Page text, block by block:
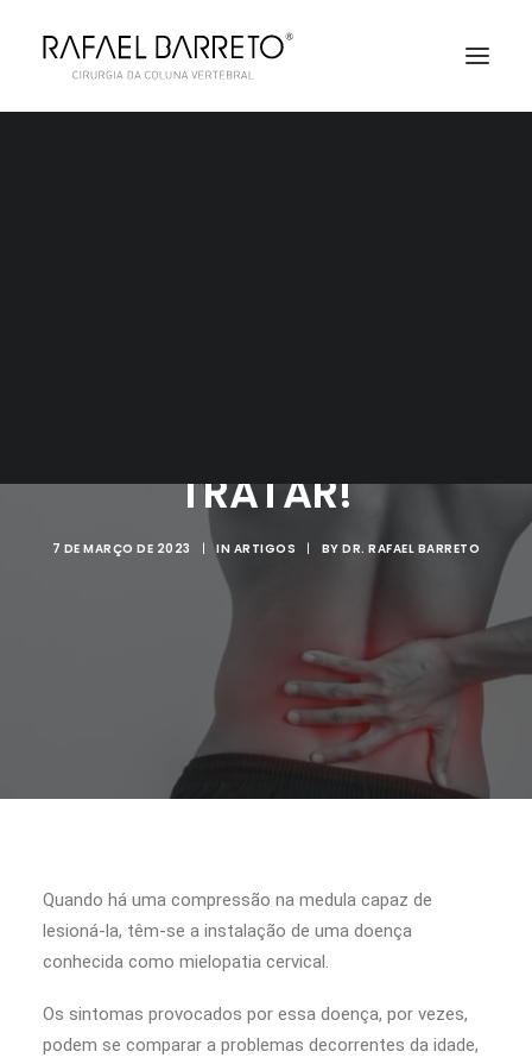
TRATAR!
7 DE MARÇO DE 2023 | IN ARTIGOS | BYDR. RAFAEL BARRETO
Quando há uma compressão na medula capaz de
lesioná-la, têm-se a instalação de uma doença
conhecida como mielopatia cervical.
Os sintomas provocados por essa doença, por vezes,
podem se comparar a problemas decorrentes da idade,